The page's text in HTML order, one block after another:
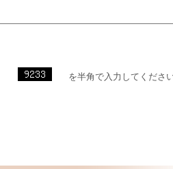
を半角で入力してくださ